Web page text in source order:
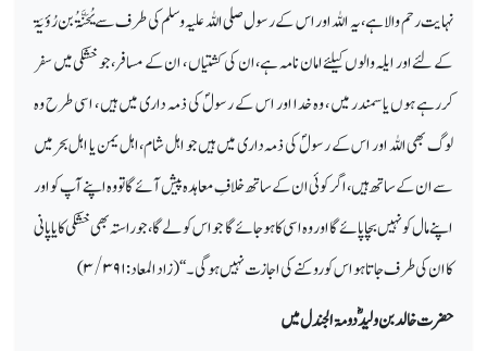
نہایت رحم والا ہے، یہ اللہ اور اس کے رسول صلی اللہ علیہ وسلم کی طرف سے یُحَنَّۃُ بن رُؤیَۃ
کے لئے اور ایلہ والوں کیلئے امان نامہ ہے، ان کی کشتیاں ، ان کے مسافر، جو خشکی میں سفر
کررہے ہوں یا سمندر میں ، وہ خدا اور اس کے رسولؐ کی ذمہ داری میں ہیں ، اسی طرح وہ
لوگ بھی اللہ اور اس کے رسولؐ کی ذمہ داری میں ہیں جو اہل شام، اہل یمن یا اہل بحر میں
سے ان کے ساتھ ہیں ، اگر کوئی ان کے ساتھ خلافِ معاہدہ پیش آئے گا تو وہ اپنے آپ کو اور
اپنے مال کو نہیں بچا پائے گا اور وہ اسی کا ہوجائے گا جو اس کو لے گا، جو راستہ بھی خشکی کا یا پانی
کا ان کی طرف جاتا ہو اس کو روکنے کی اجازت نہیں ہوگی۔ ‘‘(زاد المعاد:۳/۳۹۱)
حضرت خالد بن ولیدؓ دومۃ الجندل میں